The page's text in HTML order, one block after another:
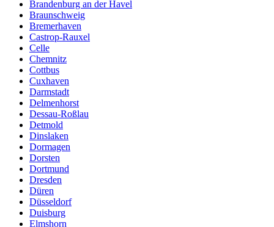
Brandenburg an der Havel
Braunschweig
Bremerhaven
Castrop-Rauxel
Celle
Chemnitz
Cottbus
Cuxhaven
Darmstadt
Delmenhorst
Dessau-Roßlau
Detmold
Dinslaken
Dormagen
Dorsten
Dortmund
Dresden
Düren
Düsseldorf
Duisburg
Elmshorn